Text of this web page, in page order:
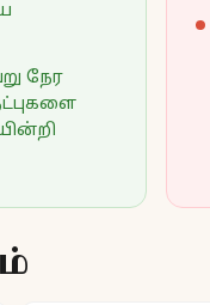
நேர